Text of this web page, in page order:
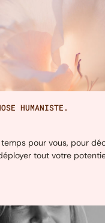
HUMANISTE.
pour vous, pour
tout votre